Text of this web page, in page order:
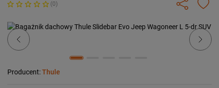
(0)
Previous Next
Producent:Thule